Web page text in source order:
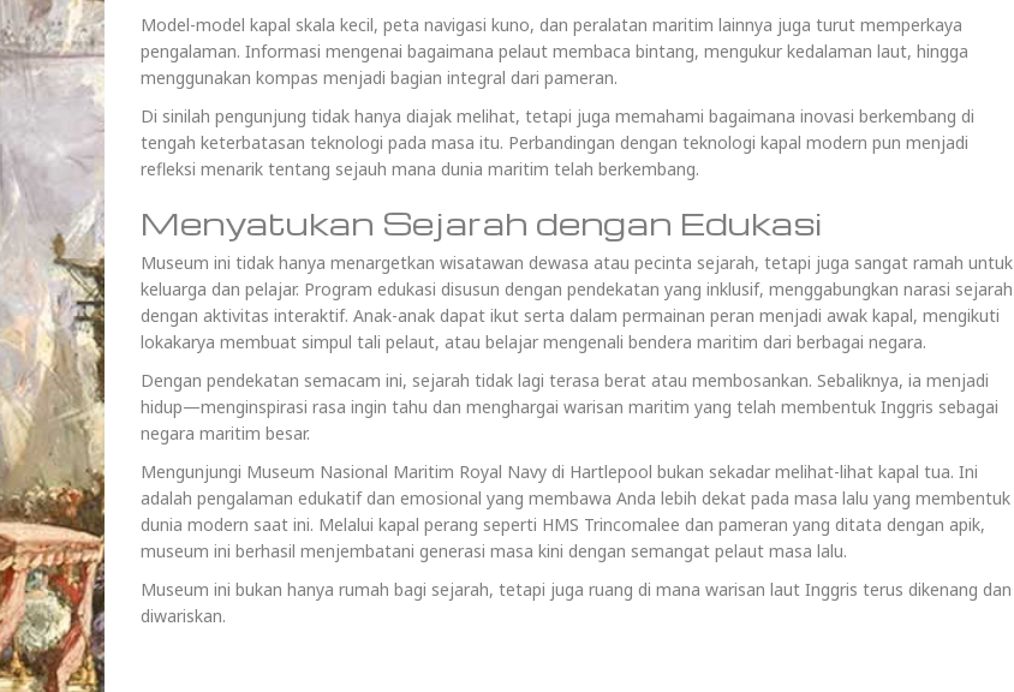
Model-model kapal skala kecil, peta navigasi kuno, dan peralatan maritim lainnya juga turut memperkaya
pengalaman. Informasi mengenai bagaimana pelaut membaca bintang, mengukur kedalaman laut, hingga
menggunakan kompas menjadi bagian integral dari pameran.
Di sinilah pengunjung tidak hanya diajak melihat, tetapi juga memahami bagaimana inovasi berkembang di
tengah keterbatasan teknologi pada masa itu. Perbandingan dengan teknologi kapal modern pun menjadi
refleksi menarik tentang sejauh mana dunia maritim telah berkembang.
Menyatukan Sejarah dengan Edukasi
Museum ini tidak hanya menargetkan wisatawan dewasa atau pecinta sejarah, tetapi juga sangat ramah untuk
keluarga dan pelajar. Program edukasi disusun dengan pendekatan yang inklusif, menggabungkan narasi sejarah
dengan aktivitas interaktif. Anak-anak dapat ikut serta dalam permainan peran menjadi awak kapal, mengikuti
lokakarya membuat simpul tali pelaut, atau belajar mengenali bendera maritim dari berbagai negara.
Dengan pendekatan semacam ini, sejarah tidak lagi terasa berat atau membosankan. Sebaliknya, ia menjadi
hidup—menginspirasi rasa ingin tahu dan menghargai warisan maritim yang telah membentuk Inggris sebagai
negara maritim besar.
Mengunjungi Museum Nasional Maritim Royal Navy di Hartlepool bukan sekadar melihat-lihat kapal tua. Ini
adalah pengalaman edukatif dan emosional yang membawa Anda lebih dekat pada masa lalu yang membentuk
dunia modern saat ini. Melalui kapal perang seperti HMS Trincomalee dan pameran yang ditata dengan apik,
museum ini berhasil menjembatani generasi masa kini dengan semangat pelaut masa lalu.
Museum ini bukan hanya rumah bagi sejarah, tetapi juga ruang di mana warisan laut Inggris terus dikenang dan
diwariskan.